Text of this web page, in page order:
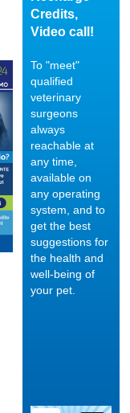
Credits,
Video call!
To "meet"
qualified
veterinary
surgeons
always
reachable at
any time,
available on
any operating
system, and to
get the best
suggestions for
the health and
well-being of
your pet.
18/01/2018
Category:
Sviluppo
- I sensi del